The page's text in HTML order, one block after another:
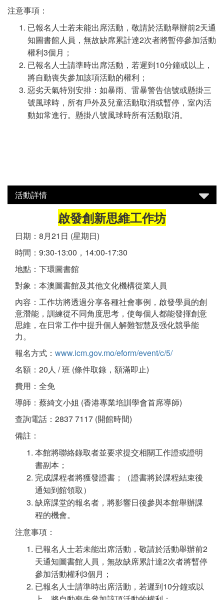
注意事項：
已報名人士若未能出席活動，敬請於活動舉辦前2天通
知圖書館人員，無故缺席累計達2次者將暫停參加活動
權利3個月；
已報名人士請準時出席活動，若遲到10分鐘或以上，
將自動喪失參加該項活動的權利；
惡劣天氣特別安排：如暴雨、雷暴警告信號或懸掛三
號風球時，所有戶外及兒童活動取消或暫停，室內活
動如常進行。懸掛八號風球時所有活動取消。
活動詳情
啟發創新思維工作坊
日期：8月21日 (星期日)
時間：9:30-13:00，14:00-17:30
地點：下環圖書館
對象：本澳圖書館及其他文化機構從業人員
內容：工作坊將透過分享各種社會事例，啟發學員的創
意潛能，訓練從不同角度思考，使每個人都能發揮創意
思維，在日常工作中提升個人解難智慧及强化競爭能
力。
報名方式： www.icm.gov.mo/eform/event/c/5/
名額：20人 / 班 (條件取錄，額滿即止)
費用：全免
導師：蔡綺文小姐 (香港專業培訓學會首席導師)
查詢電話：2837 7117 (開館時間)
備註：
本館將聯絡錄取者並要求提交相關工作證或證明
書副本；
完成課程者將獲發證書；（證書將於課程結束後
通知到館領取）
缺席課堂的報名者，將影響日後參與本館舉辦課
程的機會。
注意事項：
已報名人士若未能出席活動，敬請於活動舉辦前2
天通知圖書館人員，無故缺席累計達2次者將暫停
參加活動權利3個月；
已報名人士請準時出席活動，若遲到10分鐘或以